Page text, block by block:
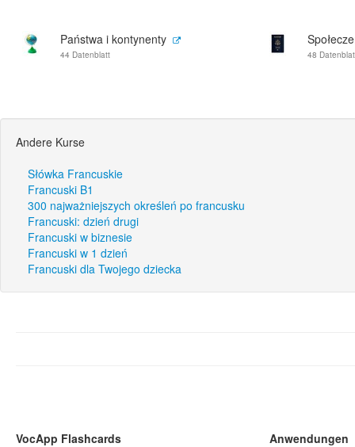
Państwa i kontynenty
44 Datenblatt 48
Andere Kurse
Słówka Francuskie
Francuski B1
300 najważniejszych określeń po francusku
Francuski: dzień drugi
Francuski w biznesie
Francuski w 1 dzień
Francuski dla Twojego dziecka
VocApp Flashcards
Anwendungen